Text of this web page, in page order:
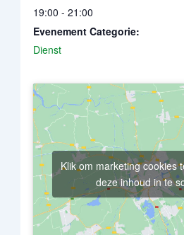
19:00 - 21:00
Evenement Categorie:
Dienst
Klik om marketing cookies
deze inhoud in te